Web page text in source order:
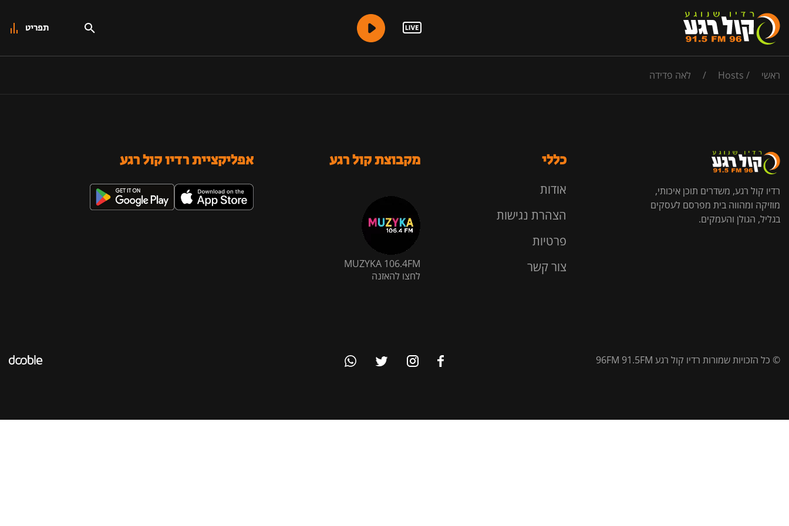
תפריט
ראשי /
Hosts
/ לאה פדידה
רדיו קול רגע, משדרים תוכן איכותי,
מוזיקה ומהווה בית מפרסם לעסקים
בגליל, הגולן והעמקים.
כללי
אודות
הצהרת נגישות
פרטיות
צור קשר
מקבוצת קול רגע
MUZYKA 106.4FM
לחצו להאזנה
אפליקציית רדיו קול רגע
© כל הזכויות שמורות רדיו קול רגע 96FM 91.5FM